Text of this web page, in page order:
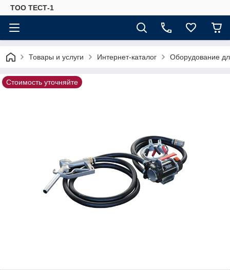
ТОО ТЕСТ-1
Товары и услуги Интернет-каталог Оборудование
Стоимость уточняйте